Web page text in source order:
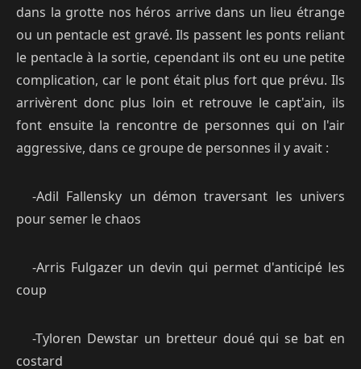
dans la grotte nos héros arrive dans un lieu étrange
ou un pentacle est gravé. Ils passent les ponts reliant
le pentacle à la sortie, cependant ils ont eu une petite
complication, car le pont était plus fort que prévu. Ils
arrivèrent donc plus loin et retrouve le capt'ain, ils
font ensuite la rencontre de personnes qui on l'air
aggressive, dans ce groupe de personnes il y avait :
-Adil Fallensky un démon traversant les univers
pour semer le chaos
-Arris Fulgazer un devin qui permet d'anticipé les
coup
-Tyloren Dewstar un bretteur doué qui se bat en
costard